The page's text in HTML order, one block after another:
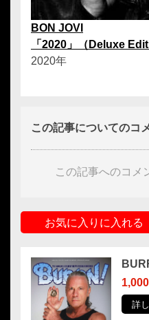
BON JOVI
「2020」（Deluxe
2020年
この記事についてのコ
この記事へのコメ
お気に入りに入れる
詳